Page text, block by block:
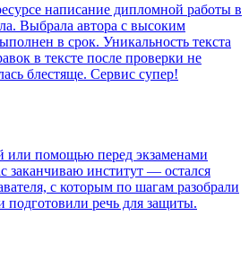
написание дипломной работы в
Выбрала автора с высоким
в срок. Уникальность текста
в тексте после проверки не
блестяще. Сервис супер!
или помощью перед экзаменами
заканчиваю институт — остался
с которым по шагам разобрали
подготовили речь для защиты.